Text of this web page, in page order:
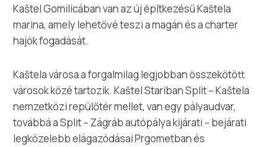
Kaštel Gomilicában van az új építkezésű Kaštela
marina, amely lehetővé teszi a magán és a charter
hajók fogadását.
Kaštela városa a forgalmilag legjobban összekötött
városok közé tartozik. Kaštel Stariban Split – Kaštela
nemzetközi repülőtér mellet, van egy pályaudvar,
továbbá a Split – Zágráb autópálya kijárati – bejárati
legközelebb elágazódásai Prgometban és